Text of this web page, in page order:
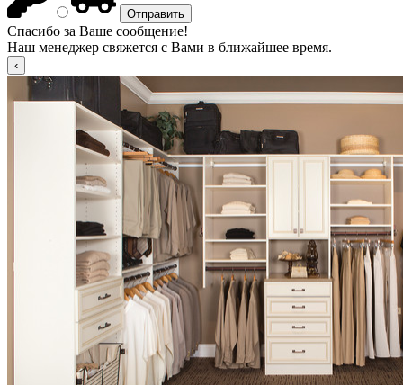
Спасибо за Ваше сообщение!
Наш менеджер свяжется с Вами в ближайшее время.